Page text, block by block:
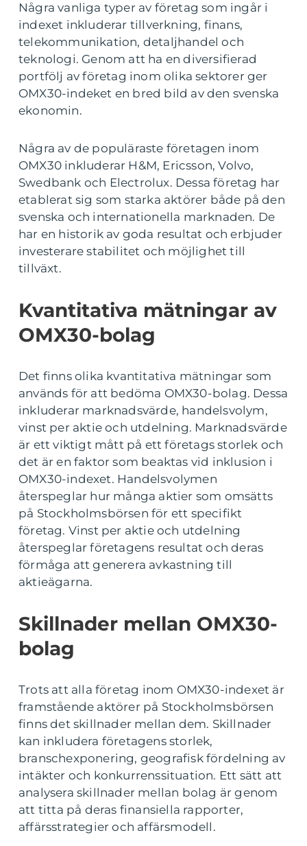
Några vanliga typer av företag som ingår i
indexet inkluderar tillverkning, finans,
telekommunikation, detaljhandel och
teknologi. Genom att ha en diversifierad
portfölj av företag inom olika sektorer ger
OMX30-indeket en bred bild av den svenska
ekonomin.
Några av de populäraste företagen inom
OMX30 inkluderar H&M, Ericsson, Volvo,
Swedbank och Electrolux. Dessa företag har
etablerat sig som starka aktörer både på den
svenska och internationella marknaden. De
har en historik av goda resultat och erbjuder
investerare stabilitet och möjlighet till
tillväxt.
Kvantitativa mätningar av
OMX30-bolag
Det finns olika kvantitativa mätningar som
används för att bedöma OMX30-bolag. Dessa
inkluderar marknadsvärde, handelsvolym,
vinst per aktie och utdelning. Marknadsvärde
är ett viktigt mått på ett företags storlek och
det är en faktor som beaktas vid inklusion i
OMX30-indexet. Handelsvolymen
återspeglar hur många aktier som omsätts
på Stockholmsbörsen för ett specifikt
företag. Vinst per aktie och utdelning
återspeglar företagens resultat och deras
förmåga att generera avkastning till
aktieägarna.
Skillnader mellan OMX30-
bolag
Trots att alla företag inom OMX30-indexet är
framstående aktörer på Stockholmsbörsen
finns det skillnader mellan dem. Skillnader
kan inkludera företagens storlek,
branschexponering, geografisk fördelning av
intäkter och konkurrenssituation. Ett sätt att
analysera skillnader mellan bolag är genom
att titta på deras finansiella rapporter,
affärsstrategier och affärsmodell.